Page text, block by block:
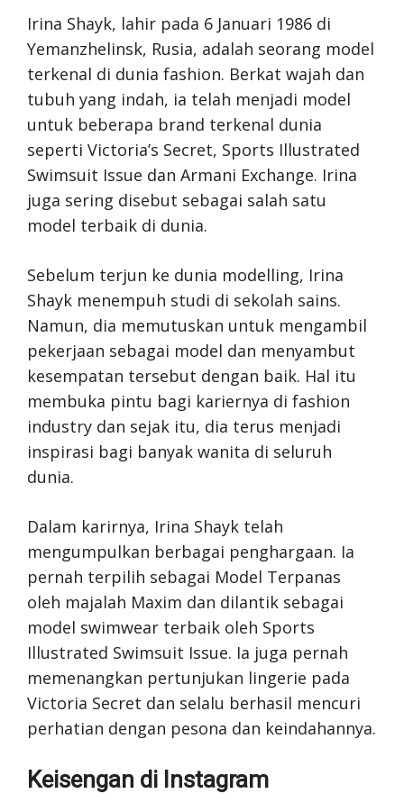
Irina Shayk, lahir pada 6 Januari 1986 di
Yemanzhelinsk, Rusia, adalah seorang model
terkenal di dunia fashion. Berkat wajah dan
tubuh yang indah, ia telah menjadi model
untuk beberapa brand terkenal dunia
seperti Victoria’s Secret, Sports Illustrated
Swimsuit Issue dan Armani Exchange. Irina
juga sering disebut sebagai salah satu
model terbaik di dunia.
Sebelum terjun ke dunia modelling, Irina
Shayk menempuh studi di sekolah sains.
Namun, dia memutuskan untuk mengambil
pekerjaan sebagai model dan menyambut
kesempatan tersebut dengan baik. Hal itu
membuka pintu bagi kariernya di fashion
industry dan sejak itu, dia terus menjadi
inspirasi bagi banyak wanita di seluruh
dunia.
Dalam karirnya, Irina Shayk telah
mengumpulkan berbagai penghargaan. Ia
pernah terpilih sebagai Model Terpanas
oleh majalah Maxim dan dilantik sebagai
model swimwear terbaik oleh Sports
Illustrated Swimsuit Issue. Ia juga pernah
memenangkan pertunjukan lingerie pada
Victoria Secret dan selalu berhasil mencuri
perhatian dengan pesona dan keindahannya.
Keisengan di Instagram